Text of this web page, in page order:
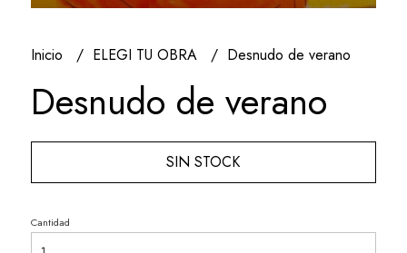
Inicio ELEGI TU OBRA Desnudo de verano
Desnudo de verano
SIN STOCK
Cantidad